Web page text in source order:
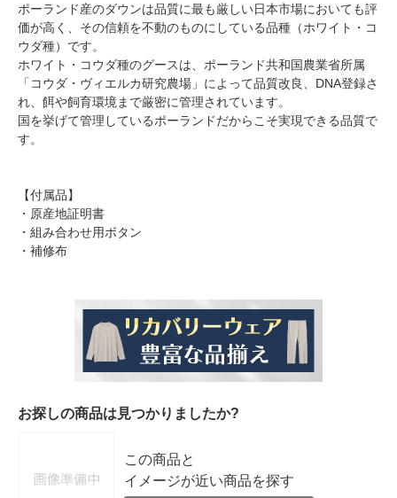
ポーランド産のダウンは品質に最も厳しい日本市場においても評
価が高く、その信頼を不動のものにしている品種（ホワイト・コ
ウダ種）です。
ホワイト・コウダ種のグースは、ポーランド共和国農業省所属
「コウダ・ヴィエルカ研究農場」によって品質改良、DNA登録さ
れ、餌や飼育環境まで厳密に管理されています。
国を挙げて管理しているポーランドだからこそ実現できる品質で
す。
【付属品】
・原産地証明書
・組み合わせ用ボタン
・補修布
お探しの商品は見つかりましたか?
この商品と
イメージが近い商品を探す